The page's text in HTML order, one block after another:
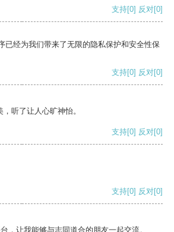
支持[0] 反对[0]
已经为我们带来了无限的隐私保护和安全性保
支持[0] 反对[0]
听了让人心旷神怡。
支持[0] 反对[0]
支持[0] 反对[0]
，让我能够与志同道合的朋友一起交流。